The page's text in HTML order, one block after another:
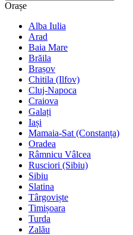
Orașe
Alba Iulia
Arad
Baia Mare
Brăila
Brașov
Chitila (Ilfov)
Cluj-Napoca
Craiova
Galați
Iași
Mamaia-Sat (Constanța)
Oradea
Râmnicu Vâlcea
Rusciori (Sibiu)
Sibiu
Slatina
Târgoviște
Timișoara
Turda
Zalău